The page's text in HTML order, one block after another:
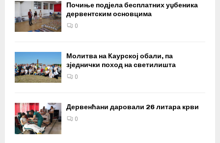
Почиње подјела бесплатних уџбеника
дервентским основцима
0
Молитва на Каурској обали, па
зједнички поход на светилишта
0
Дервенћани даровали 26 литара крви
0